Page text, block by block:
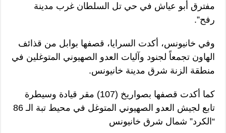
مفترق أبو عياش في حي تل السلطان غرب مدينة
رفح”.
وفي خانيونس، أكدت السرايا، قصفها بوابل من قذائف
الهاون تجمعاً لجنود وآليات العدو الصهيوني المتوغلين في
منطقة الزنة شرق مدينة خانيونس.
كما أكدت قصفها بصواريخ (107) مقر قيادة وسيطرة
تابع لجيش العدو الصهيوني المتوغل في محيط تبة الـ 86
“الكرد” شمال شرق خانيونس